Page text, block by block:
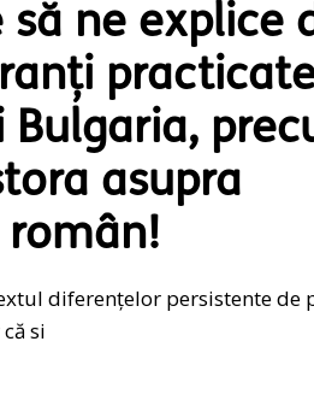
să ne explice
asupra
diferențelor persistente
si